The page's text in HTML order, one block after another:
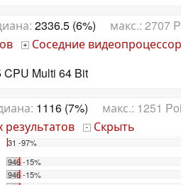
2336.5 (6%) макс.: 2707
+
Соседние
Multi 64 Bit
1116 (7%) макс.: 1251
- Скрыть
31 -97%
946 -15%
946 -15%